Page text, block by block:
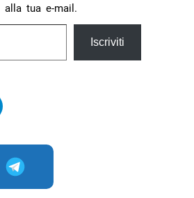
tua e-mail.
Iscriviti